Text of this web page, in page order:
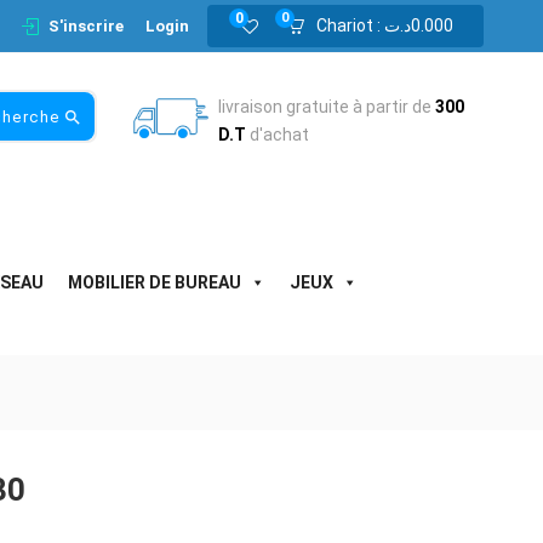
Chariot : 0.000د.ت 0
0
S'inscrire Login
livraison gratuite à partir de 300
D.T d'achat
MOBILIER DE BUREAU JEUX